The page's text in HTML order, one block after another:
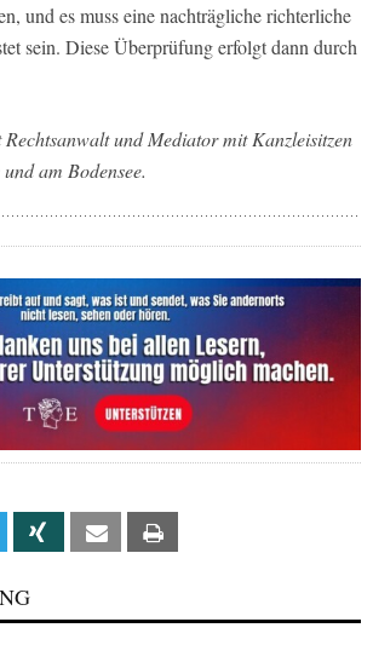
und es muss eine nachträgliche richterliche
sein. Diese Überprüfung erfolgt dann durch
Rechtsanwalt und Mediator mit Kanzleisitzen
am Bodensee.
Linkedin Xing Email